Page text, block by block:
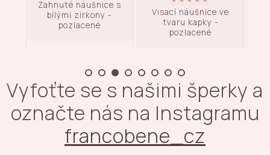
Visací náušnice ve
tvaru kapky -
Vintage náušnice s
perlou - pozlacené
Vyfoťte se s našimi šperky a
označte nás na Instagramu
francobene_cz